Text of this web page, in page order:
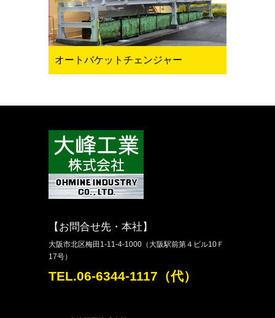
オートバケットチェンジャー
【お問合せ先・本社】
大阪市北区梅田1-11-4-1000（大阪駅前第４ビル10Ｆ
17号）
TEL.06-6344-1117（代）